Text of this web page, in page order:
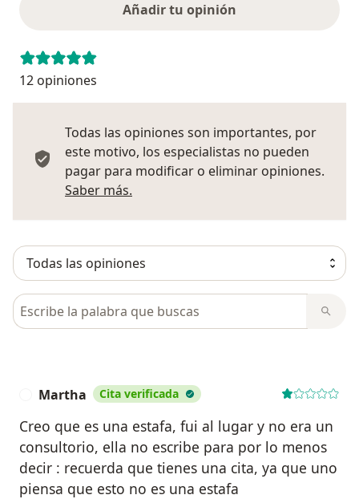
Añadir tu opinión
12 opiniones
Todas las opiniones son importantes, por
este motivo, los especialistas no pueden
pagar para modificar o eliminar opiniones.
Saber más.
Busca en opiniones
Martha Cita verificada
Creo que es una estafa, fui al lugar y no era un
consultorio, ella no escribe para por lo menos
decir : recuerda que tienes una cita, ya que uno
piensa que esto no es una estafa